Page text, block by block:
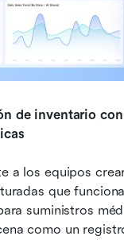
de inventario
a los equipos
que
suministros
como un